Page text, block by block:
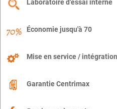
Laboratoire d'essai interne
Économie jusqu'à 70
Mise en service /
Garantie Centrimax